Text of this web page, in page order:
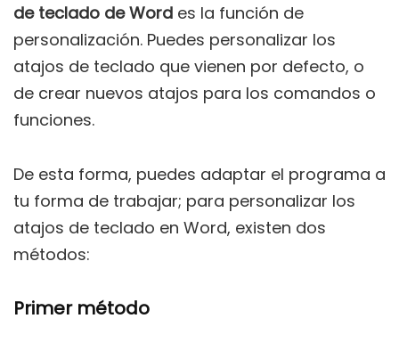
de teclado de Word es la función de
personalización. Puedes personalizar los
atajos de teclado que vienen por defecto, o
de crear nuevos atajos para los comandos o
funciones.
De esta forma, puedes adaptar el programa a
tu forma de trabajar; para personalizar los
atajos de teclado en Word, existen dos
métodos:
Primer método